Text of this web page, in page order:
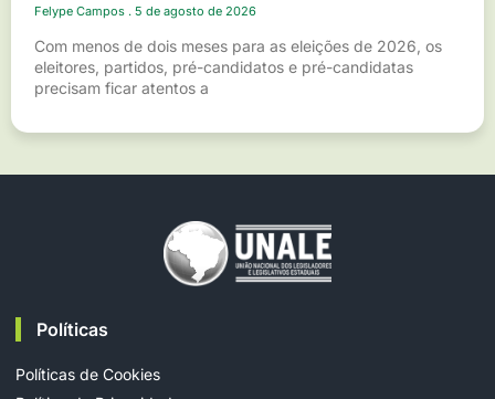
Felype Campos 5 de agosto de 2026
Com menos de dois meses para as eleições de 2026, os
eleitores, partidos, pré-candidatos e pré-candidatas
precisam ficar atentos a
Políticas
Políticas de Cookies